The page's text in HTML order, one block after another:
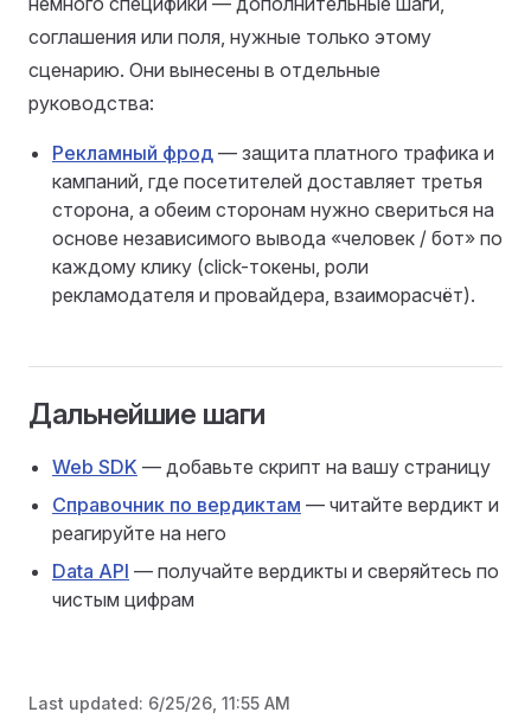
соглашения или поля, нужные только этому
сценарию. Они вынесены в отдельные
руководства:
Рекламный фрод — защита платного трафика и
кампаний, где посетителей доставляет третья
сторона, а обеим сторонам нужно свериться на
основе независимого вывода «человек / бот» по
каждому клику (click-токены, роли
рекламодателя и провайдера, взаиморасчёт).
Дальнейшие шаги
Web SDK — добавьте скрипт на вашу страницу
Справочник по вердиктам — читайте вердикт и
реагируйте на него
Data API — получайте вердикты и сверяйтесь по
чистым цифрам
Last updated: 6/25/26, 11:55 AM